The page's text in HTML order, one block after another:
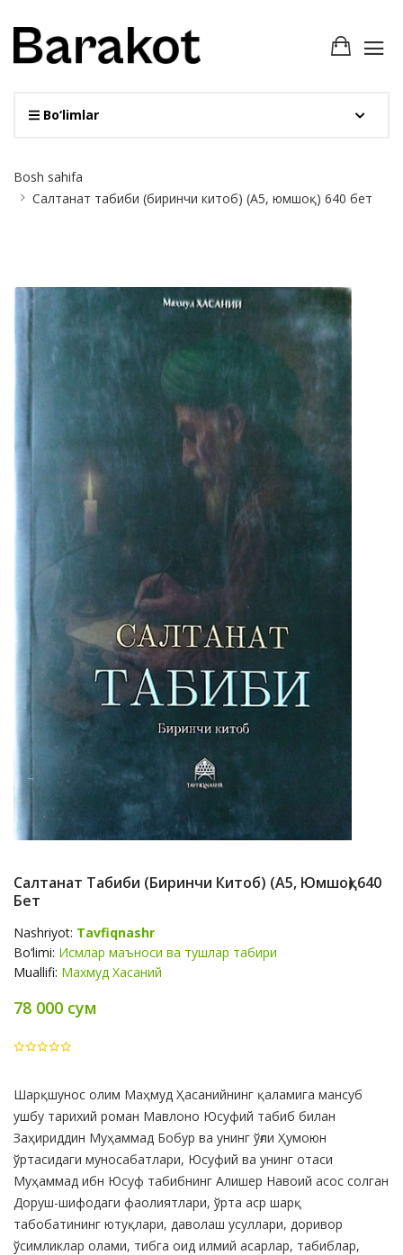
Bo‘limlar
Breadcrumb
Bosh sahifa
Салтанат табиби (биринчи китоб) (А5, юмшоқ) 640 бет
Салтанат Табиби (биринчи Китоб) (А5, Юмшоқ) 640
Бет
Nashriyot: Tavfiqnashr
Bo‘limi: Исмлар маъноси ва тушлар табири
Muallifi: Махмуд Хасаний
78 000 сум
Product
Summery
Шарқшунос олим Маҳмуд Ҳасанийнинг қаламига мансуб
ушбу тарихий роман Мавлоно Юсуфий табиб билан
Заҳириддин Муҳаммад Бобур ва унинг ўғли Ҳумоюн
ўртасидаги муносабатлари, Юсуфий ва унинг отаси
Муҳаммад ибн Юсуф табибнинг Алишер Навоий асос солган
Доруш-шифодаги фаолиятлари, ўрта аср шарқ
табобатининг ютуқлари, даволаш усуллари, доривор
ўсимликлар олами, тибга оид илмий асарлар, табиблар,